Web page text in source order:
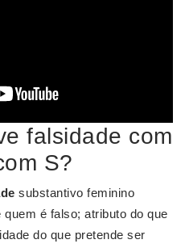
falsidade com
S?
substantivo feminino
quem é falso; atributo do que
do que pretende ser